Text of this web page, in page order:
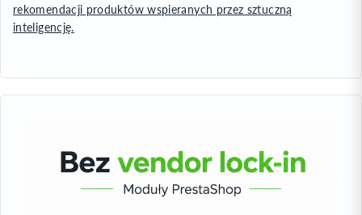
rekomendacji produktów wspieranych przez sztuczną
inteligencję.